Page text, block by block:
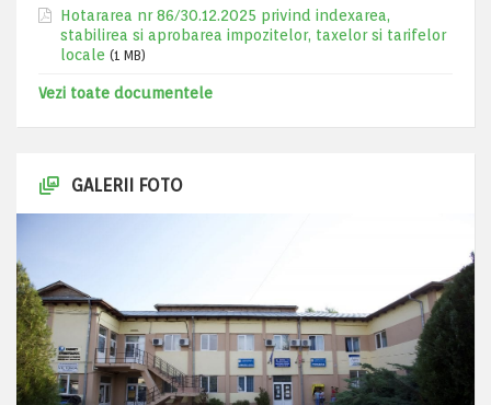
Hotararea nr 86/30.12.2025 privind indexarea,
stabilirea si aprobarea impozitelor, taxelor si tarifelor
locale (1 MB)
Vezi toate documentele
GALERII FOTO